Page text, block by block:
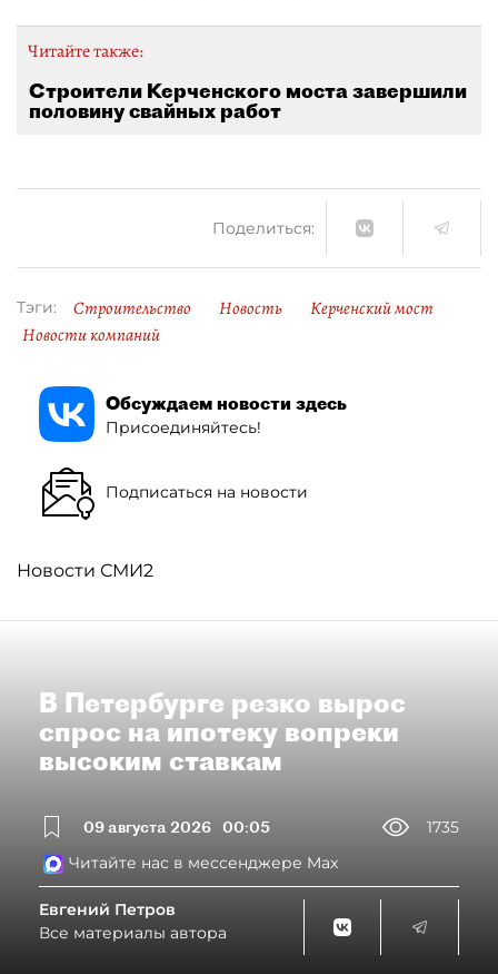
Читайте также:
Строители Керченского моста завершили
половину свайных работ
Поделиться:
Тэги: Строительство Новость
Керченский мост
Новости компаний
Обсуждаем новости здесь
Присоединяйтесь!
Подписаться на новости
Новости СМИ2
В Петербурге резко вырос
спрос на ипотеку вопреки
высоким ставкам
09 августа 2026 00:05
1735
Читайте нас в мессенджере Max
Евгений Петров
Все материалы автора